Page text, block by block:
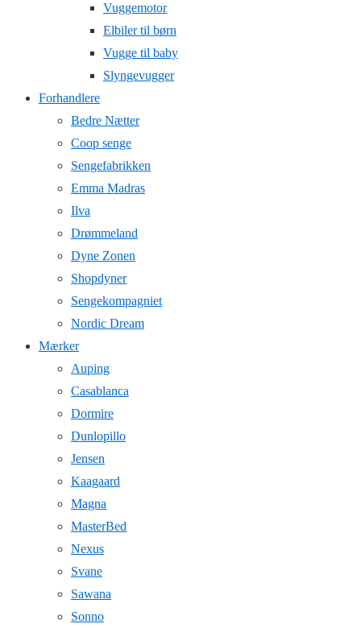
Vuggemotor
Elbiler til børn
Vugge til baby
Slyngevugger
Forhandlere
Bedre Nætter
Coop senge
Sengefabrikken
Emma Madras
Ilva
Drømmeland
Dyne Zonen
Shopdyner
Sengekompagniet
Nordic Dream
Mærker
Auping
Casablanca
Dormire
Dunlopillo
Jensen
Kaagaard
Magna
MasterBed
Nexus
Svane
Sawana
Sonno